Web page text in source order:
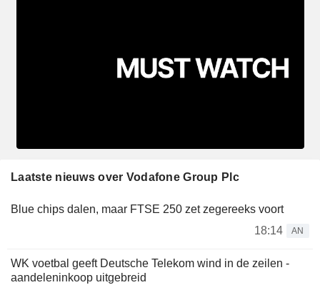
Laatste nieuws over Vodafone Group Plc
Blue chips dalen, maar FTSE 250 zet zegereeks voort
18:14
AN
WK voetbal geeft Deutsche Telekom wind in de zeilen -
aandeleninkoop uitgebreid